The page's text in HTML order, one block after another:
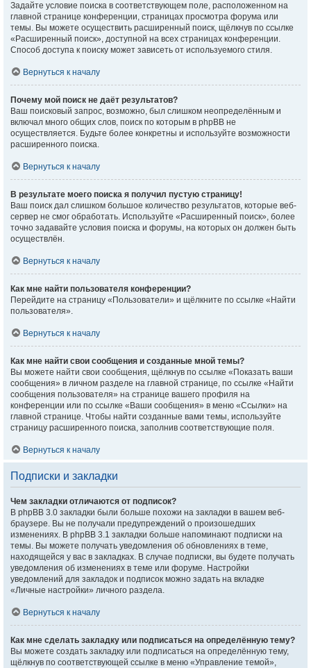
Задайте условие поиска в соответствующем поле, расположенном на
главной странице конференции, страницах просмотра форума или
темы. Вы можете осуществить расширенный поиск, щёлкнув по ссылке
«Расширенный поиск», доступной на всех страницах конференции.
Способ доступа к поиску может зависеть от используемого стиля.
Вернуться к началу
Почему мой поиск не даёт результатов?
Ваш поисковый запрос, возможно, был слишком неопределённым и
включал много общих слов, поиск по которым в phpBB не
осуществляется. Будьте более конкретны и используйте возможности
расширенного поиска.
Вернуться к началу
В результате моего поиска я получил пустую страницу!
Ваш поиск дал слишком большое количество результатов, которые веб-
сервер не смог обработать. Используйте «Расширенный поиск», более
точно задавайте условия поиска и форумы, на которых он должен быть
осуществлён.
Вернуться к началу
Как мне найти пользователя конференции?
Перейдите на страницу «Пользователи» и щёлкните по ссылке «Найти
пользователя».
Вернуться к началу
Как мне найти свои сообщения и созданные мной темы?
Вы можете найти свои сообщения, щёлкнув по ссылке «Показать ваши
сообщения» в личном разделе на главной странице, по ссылке «Найти
сообщения пользователя» на странице вашего профиля на
конференции или по ссылке «Ваши сообщения» в меню «Ссылки» на
главной странице. Чтобы найти созданные вами темы, используйте
страницу расширенного поиска, заполнив соответствующие поля.
Вернуться к началу
Подписки и закладки
Чем закладки отличаются от подписок?
В phpBB 3.0 закладки были больше похожи на закладки в вашем веб-
браузере. Вы не получали предупреждений о произошедших
изменениях. В phpBB 3.1 закладки больше напоминают подписки на
темы. Вы можете получать уведомления об обновлениях в теме,
находящейся у вас в закладках. В случае подписки, вы будете получать
уведомления об изменениях в теме или форуме. Настройки
уведомлений для закладок и подписок можно задать на вкладке
«Личные настройки» личного раздела.
Вернуться к началу
Как мне сделать закладку или подписаться на определённую тему?
Вы можете создать закладку или подписаться на определённую тему,
щёлкнув по соответствующей ссылке в меню «Управление темой»,